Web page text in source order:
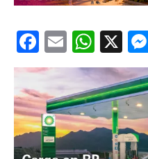
Facebook
Email X